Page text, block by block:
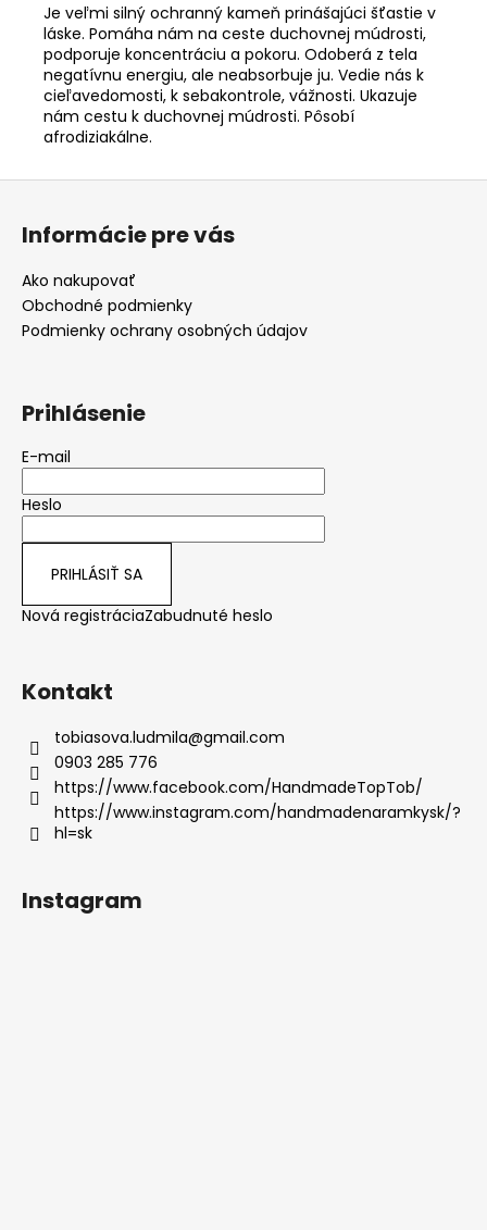
Je veľmi silný ochranný kameň prinášajúci šťastie v
láske. Pomáha nám na ceste duchovnej múdrosti,
podporuje koncentráciu a pokoru. Odoberá z tela
negatívnu energiu, ale neabsorbuje ju. Vedie nás k
cieľavedomosti, k sebakontrole, vážnosti. Ukazuje
nám cestu k duchovnej múdrosti. Pôsobí
afrodiziakálne.
Z
Informácie pre vás
Ako nakupovať
Obchodné podmienky
Podmienky ochrany osobných údajov
Prihlásenie
E-mail
Heslo
PRIHLÁSIŤ SA
Nová registráciaZabudnuté heslo
Kontakt
tobiasova.ludmila@gmail.com
0903 285 776
https://www.facebook.com/HandmadeTopTob/
https://www.instagram.com/handmadenaramkysk/?
hl=sk
Instagram